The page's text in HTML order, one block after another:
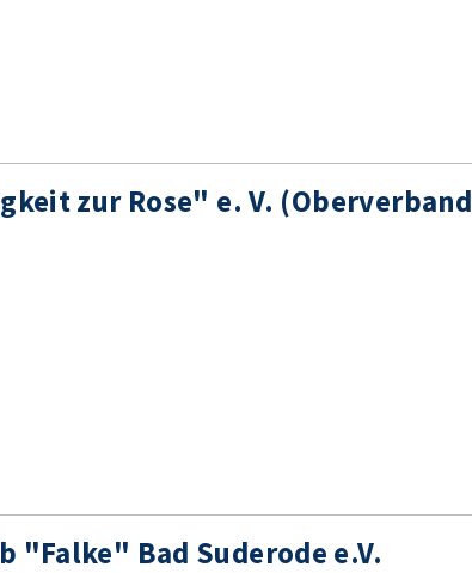
zur Rose" e. V. (Oberverband
Bad Suderode e.V.